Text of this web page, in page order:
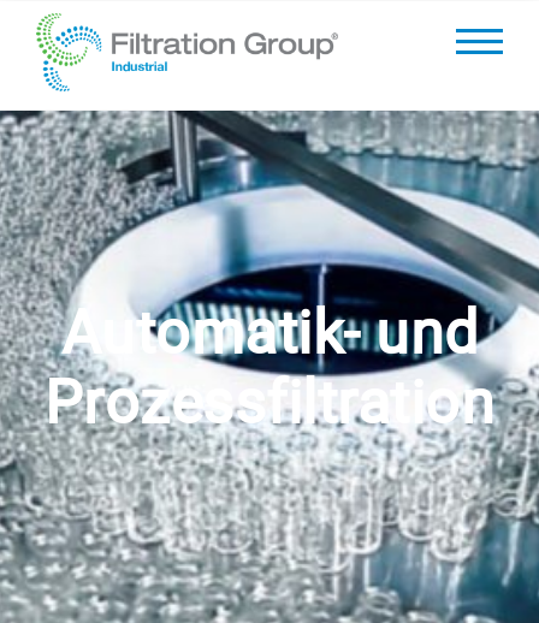
Automatik- und
Prozessfiltration